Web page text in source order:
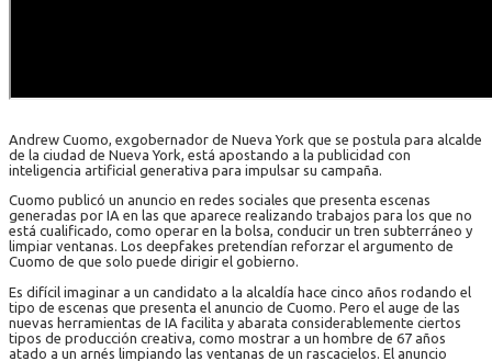
Andrew Cuomo, exgobernador de Nueva York que se postula para alcalde
de la ciudad de Nueva York, está apostando a la publicidad con
inteligencia artificial generativa para impulsar su campaña.
Cuomo publicó un anuncio en redes sociales que presenta escenas
generadas por IA en las que aparece realizando trabajos para los que no
está cualificado, como operar en la bolsa, conducir un tren subterráneo y
limpiar ventanas. Los deepfakes pretendían reforzar el argumento de
Cuomo de que solo puede dirigir el gobierno.
Es difícil imaginar a un candidato a la alcaldía hace cinco años rodando el
tipo de escenas que presenta el anuncio de Cuomo. Pero el auge de las
nuevas herramientas de IA facilita y abarata considerablemente ciertos
tipos de producción creativa, como mostrar a un hombre de 67 años
atado a un arnés limpiando las ventanas de un rascacielos. El anuncio